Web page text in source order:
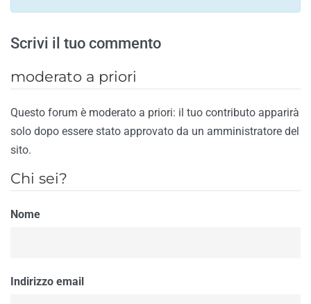
Scrivi il tuo commento
moderato a priori
Questo forum è moderato a priori: il tuo contributo apparirà
solo dopo essere stato approvato da un amministratore del
sito.
Chi sei?
Nome
Indirizzo email